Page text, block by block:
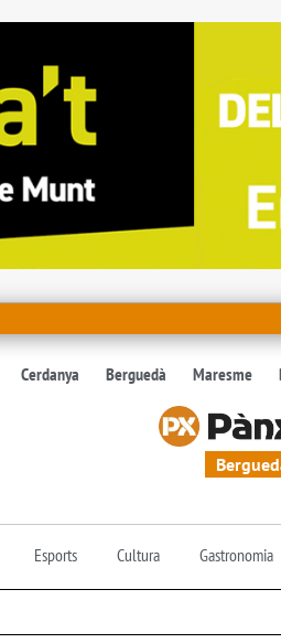
Cerdanya Berguedà Maresme
Esports Cultura Gastronomia